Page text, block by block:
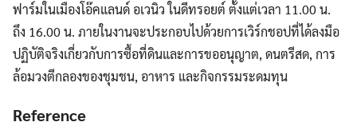
ฟาร์มในเมืองโอ๊คแลนด์ อเวนิว ในดีทรอยต์ ตั้งแต่เวลา 11.00 น.
ถึง 16.00 น. ภายในงานจะประกอบไปด้วยการเวิร์กชอปที่ได้ลงมือ
ปฏิบัติจริงเกี่ยวกับการซื้อที่ดินและการขออนุญาต, ดนตรีสด, การ
ล้อมวงตีกลองของชุมชน, อาหาร และกิจกรรมระดมทุน
Reference